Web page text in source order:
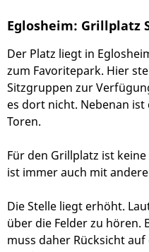
Eglosheim: Grillplatz
Der Platz liegt in
zum Favoritepark. Hier
Sitzgruppen zur
es dort nicht. Nebenan
Toren.
Für den Grillplatz ist
ist immer auch mit
Die Stelle liegt erhöht.
über die Felder zu hören.
muss daher Rücksicht